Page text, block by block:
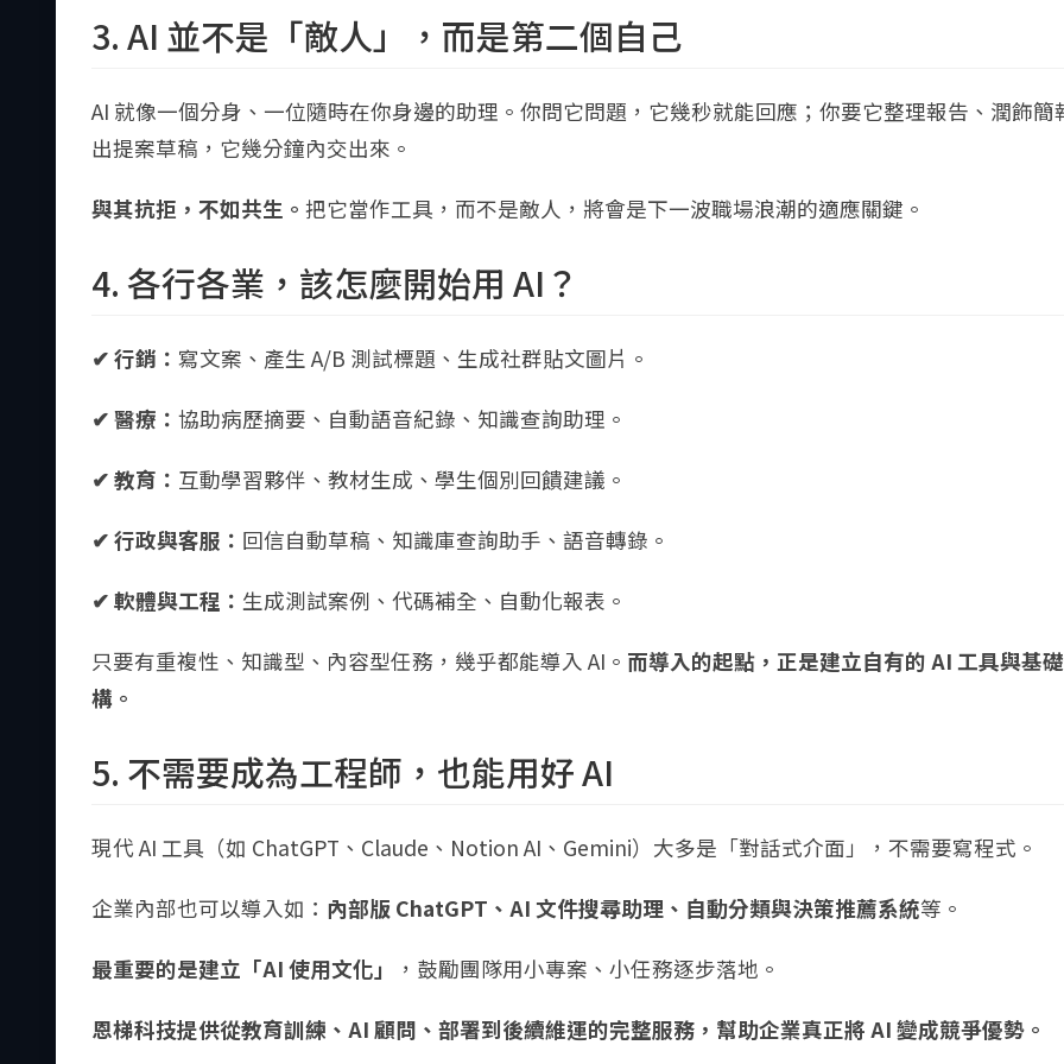
3. AI 並不是「敵人」，而是第二個自己
AI 就像一個分身、一位隨時在你身邊的助理。你問它問題，它幾秒就能回應；你要它整理報告、潤飾簡
出提案草稿，它幾分鐘內交出來。
與其抗拒，不如共生。 把它當作工具，而不是敵人，將會是下一波職場浪潮的適應關鍵。
4. 各行各業，該怎麼開始用 AI？
✔ 行銷： 寫文案、產生 A/B 測試標題、生成社群貼文圖片。
✔ 醫療： 協助病歷摘要、自動語音紀錄、知識查詢助理。
✔ 教育： 互動學習夥伴、教材生成、學生個別回饋建議。
✔ 行政與客服： 回信自動草稿、知識庫查詢助手、語音轉錄。
✔ 軟體與工程： 生成測試案例、代碼補全、自動化報表。
只要有重複性、知識型、內容型任務，幾乎都能導入 AI。 而導入的起點，正是建立自有的 AI 工具與基
構。
5. 不需要成為工程師，也能用好 AI
現代 AI 工具（如 ChatGPT、Claude、Notion AI、Gemini）大多是「對話式介面」，不需要寫程式。
企業內部也可以導入如： 內部版 ChatGPT、AI 文件搜尋助理、自動分類與決策推薦系統等。
最重要的是建立「AI 使用文化」 ，鼓勵團隊用小專案、小任務逐步落地。
恩梯科技提供從教育訓練、AI 顧問、部署到後續維運的完整服務，幫助企業真正將 AI 變成競爭優勢。